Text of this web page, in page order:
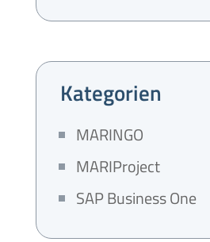
Kategorien
MARINGO
MARIProject
SAP Business One